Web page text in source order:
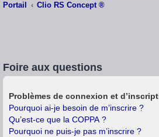
Portail Clio RS Concept ®
Foire aux questions
Problèmes de connexion et
Pourquoi ai-je besoin de m’inscrire ?
Qu’est-ce que la COPPA ?
Pourquoi ne puis-je pas m’inscrire ?